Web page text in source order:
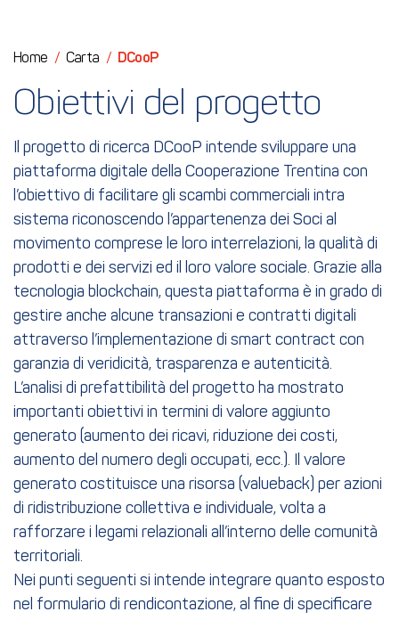
Home / Carta / DCooP
Obiettivi del progetto
Il progetto di ricerca DCooP intende sviluppare una
piattaforma digitale della Cooperazione Trentina con
l’obiettivo di facilitare gli scambi commerciali intra
sistema riconoscendo l’appartenenza dei Soci al
movimento comprese le loro interrelazioni, la qualità di
prodotti e dei servizi ed il loro valore sociale. Grazie alla
tecnologia blockchain, questa piattaforma è in grado di
gestire anche alcune transazioni e contratti digitali
attraverso l’implementazione di smart contract con
garanzia di veridicità, trasparenza e autenticità.
L’analisi di prefattibilità del progetto ha mostrato
importanti obiettivi in termini di valore aggiunto
generato (aumento dei ricavi, riduzione dei costi,
aumento del numero degli occupati, ecc.). Il valore
generato costituisce una risorsa (valueback) per azioni
di ridistribuzione collettiva e individuale, volta a
rafforzare i legami relazionali all’interno delle comunità
territoriali.
Nei punti seguenti si intende integrare quanto esposto
nel formulario di rendicontazione, al fine di specificare